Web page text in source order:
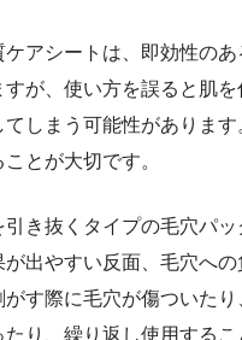
アシートは、即効性のあ
すが、使い方を誤ると肌
てしまう可能性がありま
とが大切です。
き抜くタイプの毛穴パッ
出やすい反面、毛穴へ
す際に毛穴が傷ついたり
たり、繰り返し使用する